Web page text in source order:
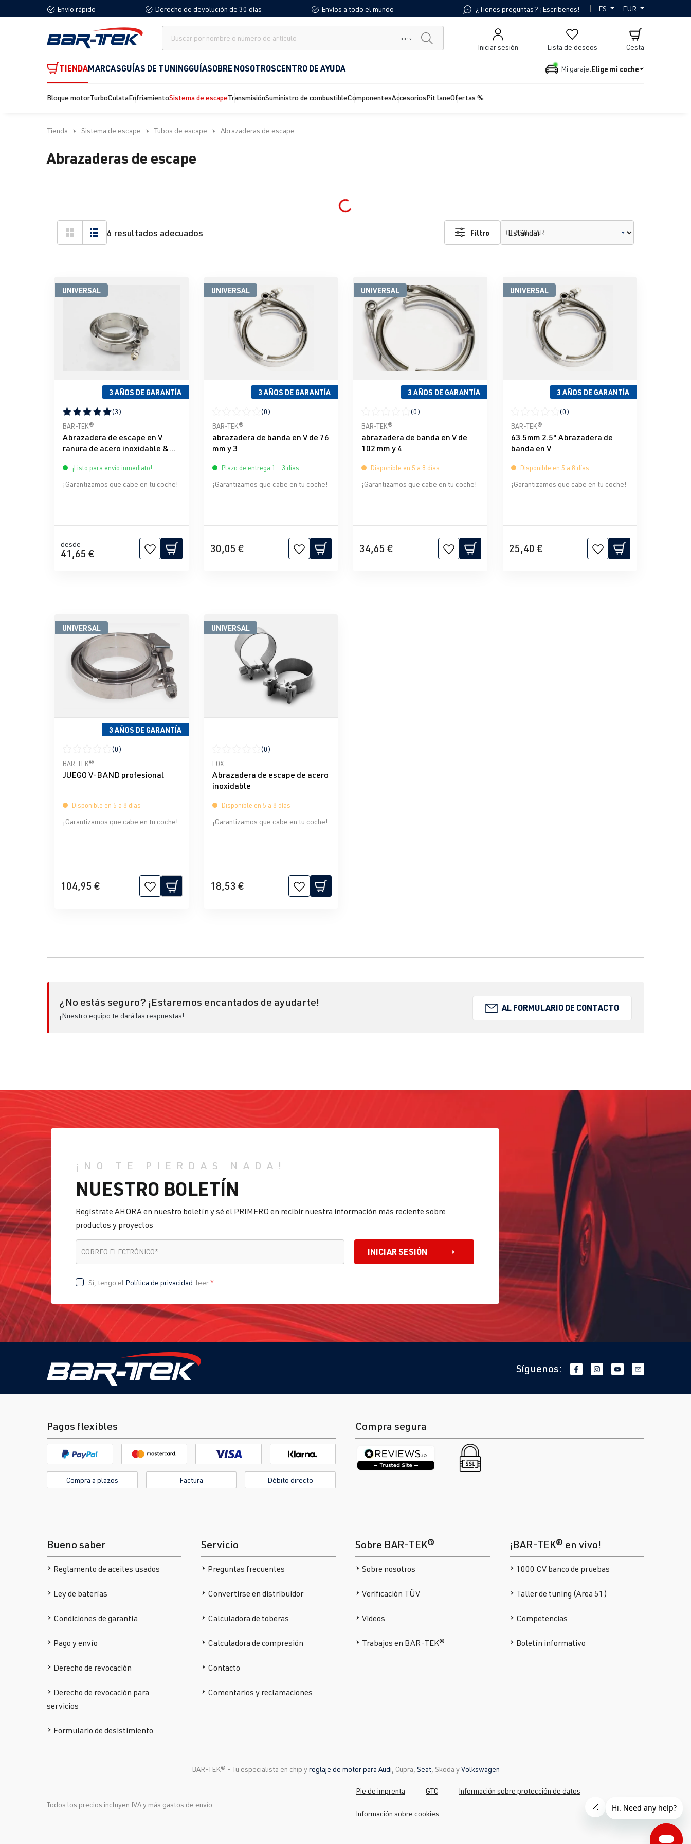
Saltar a la navegación principal
Envío rápido Derecho de devolución de 30 días Envíos a todo el mundo ¿Tienes preguntas? ¡Escríbenos! | ES EUR
borra
Lista de deseos
Iniciar sesión Cesta
TIENDAMARCASGUÍAS DE TUNINGGUÍASOBRE NOSOTROSCENTRO DE AYUDA Mi garaje:Elige mi coche
Bloque motorTurboCulataEnfriamientoSistema de escapeTransmisiónSuministro de combustibleComponentesAccesoriosPit laneOfertas %
Tienda Sistema de escape Tubos de escape Abrazaderas de escape
Abrazaderas de escape
Loading...
6 resultados adecuados Filtro CLASIFICAR
UNIVERSAL
3 AÑOS DE GARANTÍA
Calificación promedio de 5 de 5 estrellas
(3)
BAR-TEK®
Abrazadera de escape en V
ranura de acero inoxidable &
¡Listo para envío inmediato!
¡Garantizamos que cabe en tu coche!
desde
41,65 €
UNIVERSAL
3 AÑOS DE GARANTÍA
Calificación promedio de 0 de 5 estrellas
(0)
BAR-TEK®
abrazadera de banda en V de 76
mm y 3
Plazo de entrega 1 - 3 días
¡Garantizamos que cabe en tu coche!
30,05 €
UNIVERSAL
3 AÑOS DE GARANTÍA
Calificación promedio de 0 de 5 estrellas
(0)
BAR-TEK®
abrazadera de banda en V de
102 mm y 4
Disponible en 5 a 8 días
¡Garantizamos que cabe en tu coche!
34,65 €
UNIVERSAL
3 AÑOS DE GARANTÍA
Calificación promedio de 0 de 5 estrellas
(0)
BAR-TEK®
63.5mm 2.5" Abrazadera de
banda en V
Disponible en 5 a 8 días
¡Garantizamos que cabe en tu coche!
25,40 €
UNIVERSAL
3 AÑOS DE GARANTÍA
Calificación promedio de 0 de 5 estrellas
(0)
BAR-TEK®
JUEGO V-BAND profesional
Disponible en 5 a 8 días
¡Garantizamos que cabe en tu coche!
104,95 €
UNIVERSAL
Calificación promedio de 0 de 5 estrellas
(0)
FOX
Abrazadera de escape de acero
inoxidable
Disponible en 5 a 8 días
¡Garantizamos que cabe en tu coche!
18,53 €
¿No estás seguro? ¡Estaremos encantados de ayudarte!
¡Nuestro equipo te dará las respuestas!
AL FORMULARIO DE CONTACTO
¡NO TE PIERDAS NADA!
NUESTRO BOLETÍN
Regístrate AHORA en nuestro boletín y sé el PRIMERO en recibir nuestra información más reciente sobre
productos y proyectos
CORREO ELECTRÓNICO* INICIAR SESIÓN
Sí, tengo el Política de privacidad leer*
Síguenos:
Pagos flexibles
Compra a plazos Factura Débito directo
Compra segura
Bueno saber
Reglamento de aceites usados
Ley de baterías
Condiciones de garantía
Pago y envío
Derecho de revocación
Derecho de revocación para
servicios
Formulario de desistimiento
Servicio
Preguntas frecuentes
Convertirse en distribuidor
Calculadora de toberas
Calculadora de compresión
Contacto
Comentarios y reclamaciones
Sobre BAR-TEK®
Sobre nosotros
Verificación TÜV
Videos
Trabajos en BAR-TEK®
¡BAR-TEK® en vivo!
1000 CV banco de pruebas
Taller de tuning (Area 51)
Competencias
Boletín informativo
BAR-TEK®️ - Tu especialista en chip yreglaje de motor para Audi , Cupra, Seat, Skoda yVolkswagen
Todos los precios incluyen IVA y más gastos de envío
Pie de imprenta GTC Información sobre protección de datos
Información sobre cookies